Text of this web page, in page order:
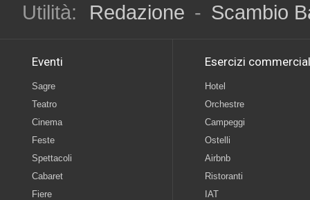
Utilità:
Redazione - Scambio
Eventi
Sagre
Teatro
Cinema
Feste
Spettacoli
Cabaret
Fiere
Esercizi
Hotel
Orchestre
Campeggi
Ostelli
Airbnb
Ristoranti
IAT